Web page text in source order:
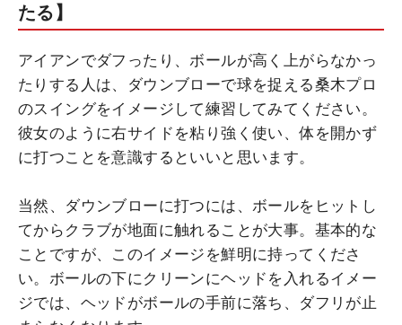
たる】
アイアンでダフったり、ボールが高く上がらなかっ
たりする人は、ダウンブローで球を捉える桑木プロ
のスイングをイメージして練習してみてください。
彼女のように右サイドを粘り強く使い、体を開かず
に打つことを意識するといいと思います。
当然、ダウンブローに打つには、ボールをヒットし
てからクラブが地面に触れることが大事。基本的な
ことですが、このイメージを鮮明に持ってくださ
い。ボールの下にクリーンにヘッドを入れるイメー
ジでは、ヘッドがボールの手前に落ち、ダフリが止